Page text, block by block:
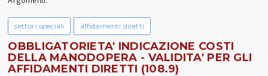
settori speciali affidamenti diretti
OBBLIGATORIETA' INDICAZIONE COSTI
DELLA MANODOPERA - VALIDITA' PER GLI
AFFIDAMENTI DIRETTI (108.9)